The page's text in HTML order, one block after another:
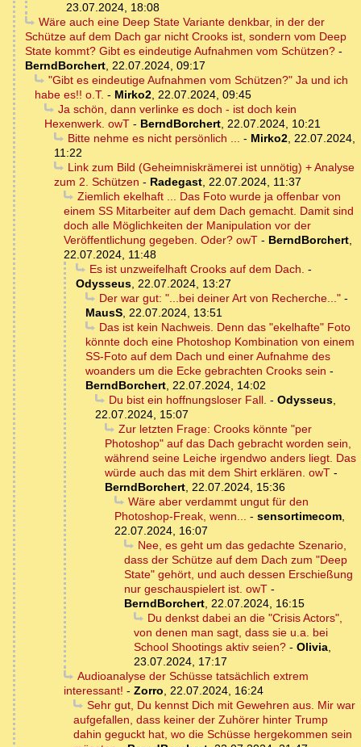
23.07.2024, 18:08
Wäre auch eine Deep State Variante denkbar, in der der
Schütze auf dem Dach gar nicht Crooks ist, sondern vom Deep
State kommt? Gibt es eindeutige Aufnahmen vom Schützen? -
BerndBorchert, 22.07.2024, 09:17
"Gibt es eindeutige Aufnahmen vom Schützen?" Ja und ich
habe es!! o.T. - Mirko2, 22.07.2024, 09:45
Ja schön, dann verlinke es doch - ist doch kein
Hexenwerk. owT - BerndBorchert, 22.07.2024, 10:21
Bitte nehme es nicht persönlich ... - Mirko2, 22.07.2024,
11:22
Link zum Bild (Geheimniskrämerei ist unnötig) + Analyse
zum 2. Schützen - Radegast, 22.07.2024, 11:37
Ziemlich ekelhaft ... Das Foto wurde ja offenbar von
einem SS Mitarbeiter auf dem Dach gemacht. Damit sind
doch alle Möglichkeiten der Manipulation vor der
Veröffentlichung gegeben. Oder? owT - BerndBorchert,
22.07.2024, 11:48
Es ist unzweifelhaft Crooks auf dem Dach. -
Odysseus, 22.07.2024, 13:27
Der war gut: "...bei deiner Art von Recherche..."-
MausS, 22.07.2024, 13:51
Das ist kein Nachweis. Denn das "ekelhafte" Foto
könnte doch eine Photoshop Kombination von einem
SS-Foto auf dem Dach und einer Aufnahme des
woanders um die Ecke gebrachten Crooks sein -
BerndBorchert, 22.07.2024, 14:02
Du bist ein hoffnungsloser Fall. - Odysseus,
22.07.2024, 15:07
Zur letzten Frage: Crooks könnte "per
Photoshop" auf das Dach gebracht worden sein,
während seine Leiche irgendwo anders liegt. Das
würde auch das mit dem Shirt erklären. owT -
BerndBorchert, 22.07.2024, 15:36
Wäre aber verdammt ungut für den
Photoshop-Freak, wenn... - sensortimecom,
22.07.2024, 16:07
Nee, es geht um das gedachte Szenario,
dass der Schütze auf dem Dach zum "Deep
State" gehört, und auch dessen Erschießung
nur geschauspielert ist. owT -
BerndBorchert, 22.07.2024, 16:15
Du denkst dabei an die "Crisis Actors",
von denen man sagt, dass sie u.a. bei
School Shootings aktiv seien? - Olivia,
23.07.2024, 17:17
Audioanalyse der Schüsse tatsächlich extrem
interessant! - Zorro, 22.07.2024, 16:24
Sehr gut, Du kennst Dich mit Gewehren aus. Mir war
aufgefallen, dass keiner der Zuhörer hinter Trump
dahin geguckt hat, wo die Schüsse hergekommen sein